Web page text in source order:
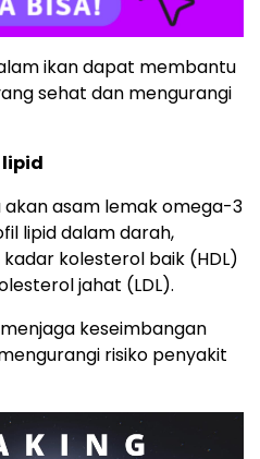
ikan dapat membantu
sehat dan mengurangi
akan asam lemak omega-3
lipid dalam darah,
kolesterol baik (HDL)
jahat (LDL).
keseimbangan
risiko penyakit